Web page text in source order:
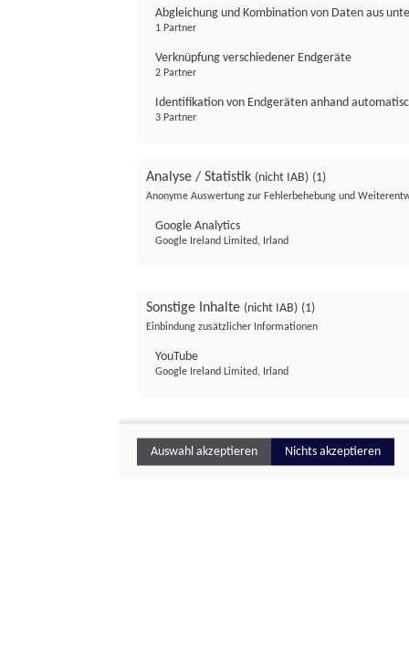
Abgleichung und Kombination von Daten aus
1 Partner
Verknüpfung verschiedener Endgeräte
2 Partner
Identifikation von Endgeräten anhand
3 Partner
Analyse / Statistik (nicht IAB) (1)
Anonyme Auswertung zur Fehlerbehebung und
Google Analytics
Google Ireland Limited, Irland
Sonstige Inhalte (nicht IAB) (1)
Einbindung zusätzlicher Informationen
YouTube
Google Ireland Limited, Irland
Auswahl akzeptieren Nichts akzeptieren